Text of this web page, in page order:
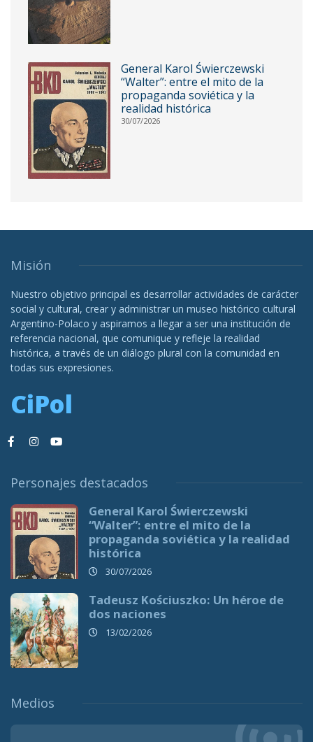
General Karol Świerczewski
“Walter”: entre el mito de la
propaganda soviética y la
realidad histórica
30/07/2026
Misión
Nuestro objetivo principal es desarrollar actividades de carácter
social y cultural, crear y administrar un museo histórico cultural
Argentino-Polaco y aspiramos a llegar a ser una institución de
referencia nacional, que comunique y refleje la realidad
histórica, a través de un diálogo plural con la comunidad en
todas sus expresiones.
CiPol
Personajes destacados
General Karol Świerczewski
“Walter”: entre el mito de la
propaganda soviética y la realidad
histórica
30/07/2026
Tadeusz Kościuszko: Un héroe de
dos naciones
13/02/2026
Medios